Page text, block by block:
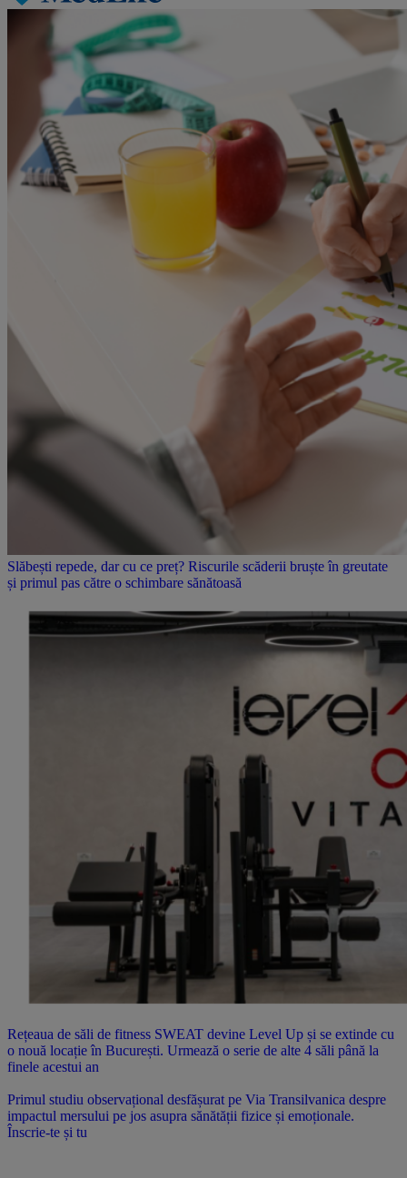
Slăbești repede, dar cu ce preț? Riscurile scăderii bruște în greutate
și primul pas către o schimbare sănătoasă
Rețeaua de săli de fitness SWEAT devine Level Up și se extinde cu
o nouă locație în București. Urmează o serie de alte 4 săli până la
finele acestui an
Primul studiu observațional desfășurat pe Via Transilvanica despre
impactul mersului pe jos asupra sănătății fizice și emoționale.
Înscrie-te și tu